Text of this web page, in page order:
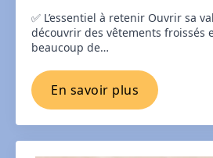
✅ L’essentiel à retenir Ouvrir sa
découvrir des vêtements froissés
beaucoup de…
En savoir plus